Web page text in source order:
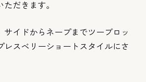
ただきます。
サイドからネープまでツーブロッ
レスベリーショートスタイルにさ